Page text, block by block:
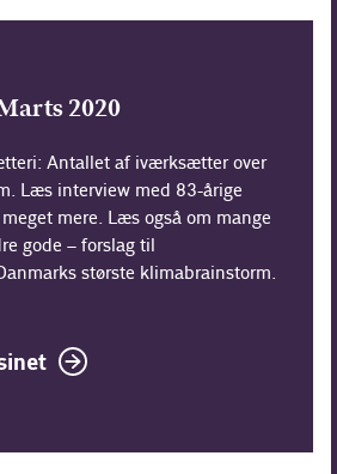
2020
Antallet af iværksætter over
Læs interview med 83-årige
mere. Læs også om mange
gode – forslag til
største klimabrainstorm.